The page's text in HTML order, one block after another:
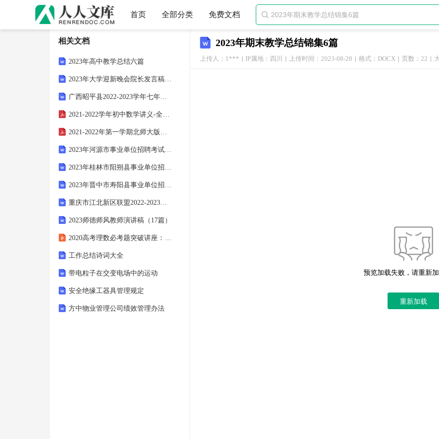
首页 全部分类 免费文档 
2023年期末教学总结锦集6篇
上传人：1*** IP属地：四川 上传时间：2023-08-28 格式：DOCX 页数：22
预览加载失败，请重新
重新加载
相关文档
2023年高中教学总结六篇
2023年大学迎新晚会院长发言稿（通用篇）
广西昭平县2022-2023学年七年级下学期期末语文试题
2021-2022学年初中数学讲义-全等三角形方法课之倍长中线法
2021-2022年第一学期北师大版九年级物理期末模拟测试试卷
2023年河源市事业单位招聘考试模拟题
2023年桂林市阳朔县事业单位招聘考试模拟题
2023年晋中市寿阳县事业单位招聘考试模拟题
重庆市江北新区联盟2022-2023学年初三4月诊断考试语文试题试卷含解析
2023师德师风教师演讲稿（17篇）
2020高考理数必考题突破讲座：圆锥曲线的综合问题课件
工作总结诗词大全
带电粒子在交变电场中的运动
安全绝缘工器具管理规定
方中物业管理公司绩效管理办法